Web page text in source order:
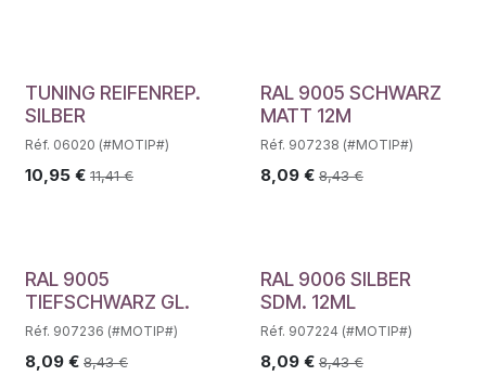
TUNING REIFENREP.
SILBER
Réf. 06020 (#MOTIP#)
10,95 € 11,41€
RAL 9005 SCHWARZ
MATT 12M
Réf. 907238 (#MOTIP#)
8,09€ 8,43€
RAL 9005
TIEFSCHWARZ GL.
Réf. 907236 (#MOTIP#)
8,09 € 8,43€
RAL 9006 SILBER
SDM. 12ML
Réf. 907224 (#MOTIP#)
8,09€ 8,43€